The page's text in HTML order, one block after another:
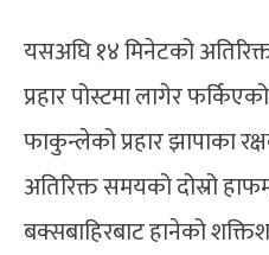
यसअघि १४ मिनेटको
प्रहार पोस्टमा लागेर
फाकुन्लेको प्रहार झापाका
अतिरिक्त समयको दोस्रो
बक्सबाहिरबाट हानेको